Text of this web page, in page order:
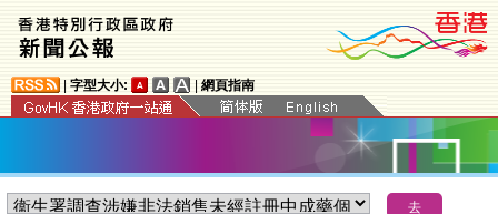
字型大小: 網頁指南